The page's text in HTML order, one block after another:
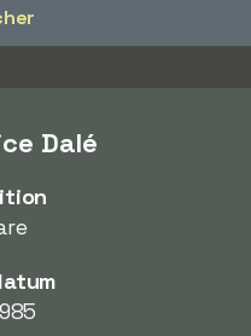
Dalé